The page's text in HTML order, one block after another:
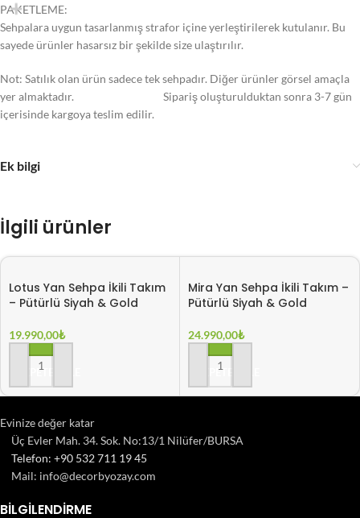
PAKETLEME:
Sehpalara uygun tasarlanmış strafor içine yerleştirilerek kutulanır. Bu
sayede ürünler hasarsız bir şekilde size ulaştırılır.
Not: Satılık olan ürün sadece tek sehpadır. Diğer ürünler görsel amaçla
yer almaktadır. Sipariş oluşturulduktan sonra 3-7 gün
içerisinde kargoya teslim edilir.
Ek bilgi
İlgili ürünler
Lotus Yan Sehpa İkili Takım
– Pütürlü Siyah & Gold
19.990,00₺
SEPETE EKLE
Mira Yan Sehpa İkili Takım –
Pütürlü Siyah & Gold
24.990,00₺
SEPETE EKLE
Evinize değer katar
Üç Evler Mah. 34. Sok. No:13/1 Nilüfer/BURSA
Telefon: +90 532 711 19 45
Mail: info@decorbyozay.com
BILGILENDIRME